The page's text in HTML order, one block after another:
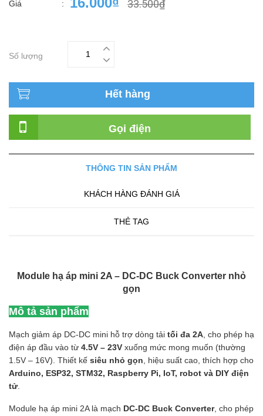
Giá
: 33.500₫
Số lượng
Hết hàng
Gọi điện
THÔNG TIN SẢN PHẨM
KHÁCH HÀNG ĐÁNH GIÁ
THẺ TAG
Module hạ áp mini 2A – DC-DC Buck Converter nhỏ
gọn
Mô tả sản phẩm
Mạch giảm áp DC-DC mini hỗ trợ dòng tải tối đa 2A , cho phép hạ
điện áp đầu vào từ 4.5V – 23V xuống mức mong muốn (thường
1.5V – 16V). Thiết kế siêu nhỏ gọn , hiệu suất cao, thích hợp cho
Arduino, ESP32, STM32, Raspberry Pi, IoT, robot và DIY điện
tử.
Module hạ áp mini 2A là mạch DC-DC Buck Converter, cho phép